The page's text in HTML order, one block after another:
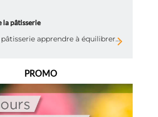
la pâtisserie
apprendre à équilibrer...
PROMO